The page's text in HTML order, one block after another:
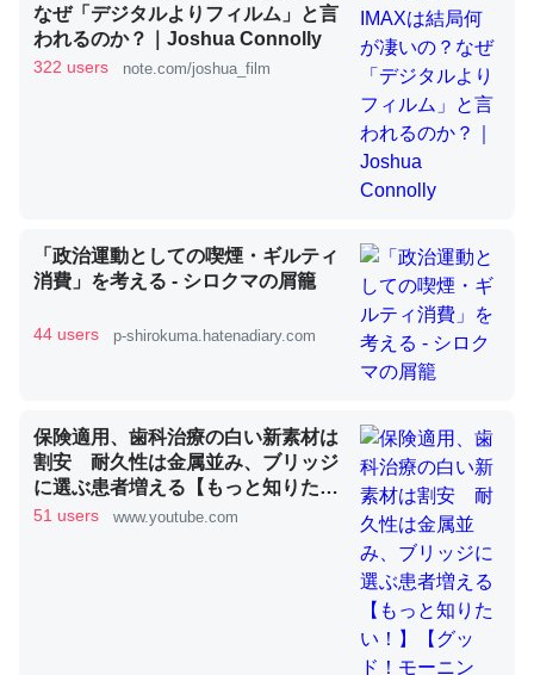
ど、短期記憶というには多い分量。進化すればするほど分
かりやすく強くなりそう
─GPTの仕組みと限界についての考察（１） - conceptualization
昆虫ってカルシウム少ないのか。知らんかった。調べたら
コオロギのカルシウム分はエビの600分の1程度。
─ニュース :: 【研究発表】昆虫学の大問題＝「昆虫はなぜ海にいな
論文では「淡水はカルシウムも酸素も不足してて両方に不
利だから両方が拮抗してるのでは」とあって面白い。海に
いる鋏角類（カブトガニ・ウミグモ）はカルシウムを使わ
ずキチンを強化してる筈だが、酵素が違うのか？
─ニュース :: 【研究発表】昆虫学の大問題＝「昆虫はなぜ海にいな
なぜ「デジタルよりフィルム」と言
われるのか？｜Joshua Connolly
322 users note.com/joshua_film
「政治運動としての喫煙・ギルティ
消費」を考える - シロクマの屑籠
44 users p-shirokuma.hatenadiary.com
保険適用、歯科治療の白い新素材は
割安 耐久性は金属並み、ブリッジ
に選ぶ患者増える【もっと知りた
い！】【グッド！モーニング】
51 users www.youtube.com